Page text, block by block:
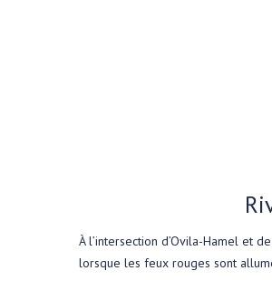
À l’intersection d’Ovila-Hamel et
lorsque les feux rouges sont